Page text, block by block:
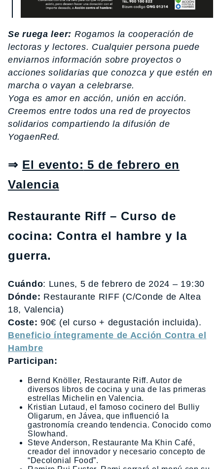
Se ruega leer: Rogamos la cooperación de
lectoras y lectores. Cualquier persona puede
enviarnos información sobre proyectos o
acciones solidarias que conozca y que estén en
marcha o vayan a celebrarse.
Yoga es amor en acción, unión en acción.
Creemos entre todos una red de proyectos
solidarios compartiendo la difusión de
YogaenRed.
⇒ El evento: 5 de febrero en
Valencia
Restaurante Riff – Curso de
cocina: Contra el hambre y la
guerra.
Cuándo: Lunes, 5 de febrero de 2024 – 19:30
Dónde: Restaurante RIFF (C/Conde de Altea
18, Valencia)
Coste: 90€ (el curso + degustación incluida).
Beneficio íntegramente de Acción Contra el
Hambre
Participan:
Bernd Knöller, Restaurante Riff. Autor de
diversos libros de cocina y una de las primeras
estrellas Michelin en Valencia.
Kristian Lutaud, el famoso cocinero del Bulliy
Oligarum, en Jávea, que influenció la
gastronomía creando tendencia. Conocido como
Slowhand.
Steve Anderson, Restaurante Ma Khin Café,
creador del innovador y necesario concepto de
“Decolonial Food”.